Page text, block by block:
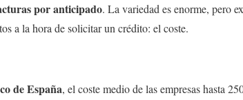
por anticipado. La variedad es enorme, pero
a la hora de solicitar un crédito: el coste.
de España, el coste medio de las empresas hasta